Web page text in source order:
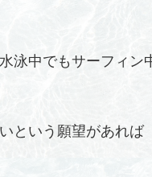
泳中でもサーフィン
という願望があれば